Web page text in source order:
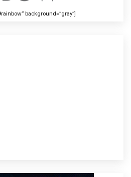
background=”gray”]